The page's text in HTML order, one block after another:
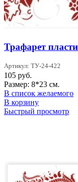
Трафарет
Артикул: ТУ-24-422
105 руб.
Размер: 8*23 см.
В список желаемого
В корзину
Быстрый просмотр